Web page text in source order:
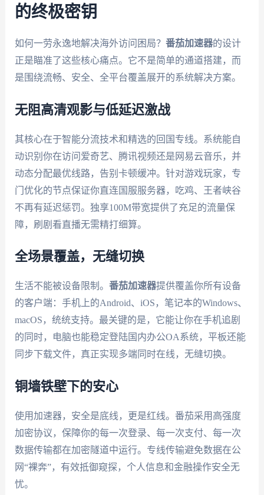
的终极密钥
如何一劳永逸地解决海外访问困局？ 番茄加速器的设计
正是瞄准了这些核心痛点。它不是简单的通道搭建，而
是围绕流畅、安全、全平台覆盖展开的系统解决方案。
无阻高清观影与低延迟激战
其核心在于智能分流技术和精选的回国专线。系统能自
动识别你在访问爱奇艺、腾讯视频还是网易云音乐，并
动态分配最优线路，告别卡顿缓冲。针对游戏玩家，专
门优化的节点保证你直连国服服务器，吃鸡、王者峡谷
不再有延迟惩罚。独享100M带宽提供了充足的流量保
障，刷剧看直播无需精打细算。
全场景覆盖，无缝切换
生活不能被设备限制。 番茄加速器提供覆盖你所有设备
的客户端：手机上的Android、iOS，笔记本的Windows、
macOS，统统支持。最关键的是，它能让你在手机追剧
的同时，电脑也能稳定登陆国内办公OA系统，平板还能
同步下载文件，真正实现多端同时在线，无缝切换。
铜墙铁壁下的安心
使用加速器，安全是底线，更是红线。番茄采用高强度
加密协议，保障你的每一次登录、每一次支付、每一次
数据传输都在加密隧道中运行。专线传输避免数据在公
网“裸奔”，有效抵御窥探，个人信息和金融操作安全无
忧。